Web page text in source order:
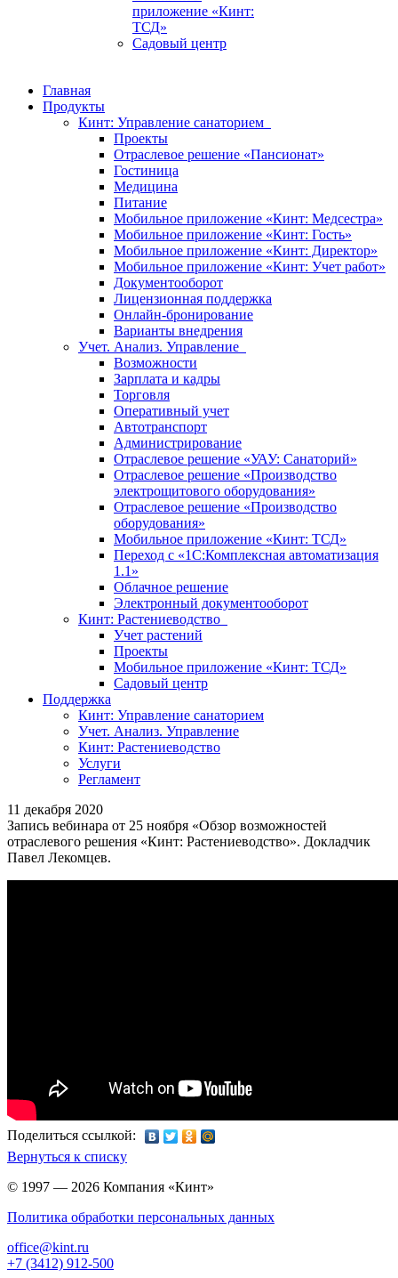
приложение «Кинт:
ТСД»
Садовый центр
Главная
Продукты
Кинт: Управление санаторием
Проекты
Отраслевое решение «Пансионат»
Гостиница
Медицина
Питание
Мобильное приложение «Кинт: Медсестра»
Мобильное приложение «Кинт: Гость»
Мобильное приложение «Кинт: Директор»
Мобильное приложение «Кинт: Учет работ»
Документооборот
Лицензионная поддержка
Онлайн-бронирование
Варианты внедрения
Учет. Анализ. Управление
Возможности
Зарплата и кадры
Торговля
Оперативный учет
Автотранспорт
Администрирование
Отраслевое решение «УАУ: Санаторий»
Отраслевое решение «Производство
электрощитового оборудования»
Отраслевое решение «Производство
оборудования»
Мобильное приложение «Кинт: ТСД»
Переход с «1С:Комплексная автоматизация
1.1»
Облачное решение
Электронный документооборот
Кинт: Растениеводство
Учет растений
Проекты
Мобильное приложение «Кинт: ТСД»
Садовый центр
Поддержка
Кинт: Управление санаторием
Учет. Анализ. Управление
Кинт: Растениеводство
Услуги
Регламент
11 декабря 2020
Запись вебинара от 25 ноября «Обзор возможностей
отраслевого решения «Кинт: Растениеводство». Докладчик
Павел Лекомцев.
Поделиться ссылкой:
Вернуться к списку
© 1997 — 2026 Компания «Кинт»
Политика обработки персональных данных
office@kint.ru
+7 (3412) 912-500